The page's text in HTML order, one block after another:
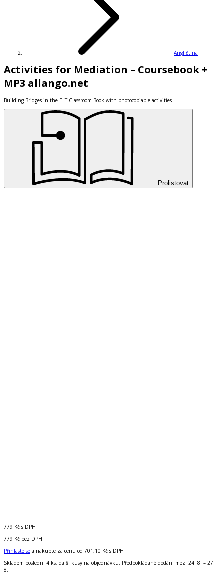
Angličtina
Activities for Mediation – Coursebook +
MP3 allango.net
Building Bridges in the ELT Classroom Book with photocopiable activities
Prolistovat
779 Kč s DPH
779 Kč bez DPH
Přihlaste se a nakupte za cenu od 701,10 Kč s DPH
Skladem poslední 4 ks, další kusy na objednávku. Předpokládané dodání mezi 24. 8. – 27.
8.